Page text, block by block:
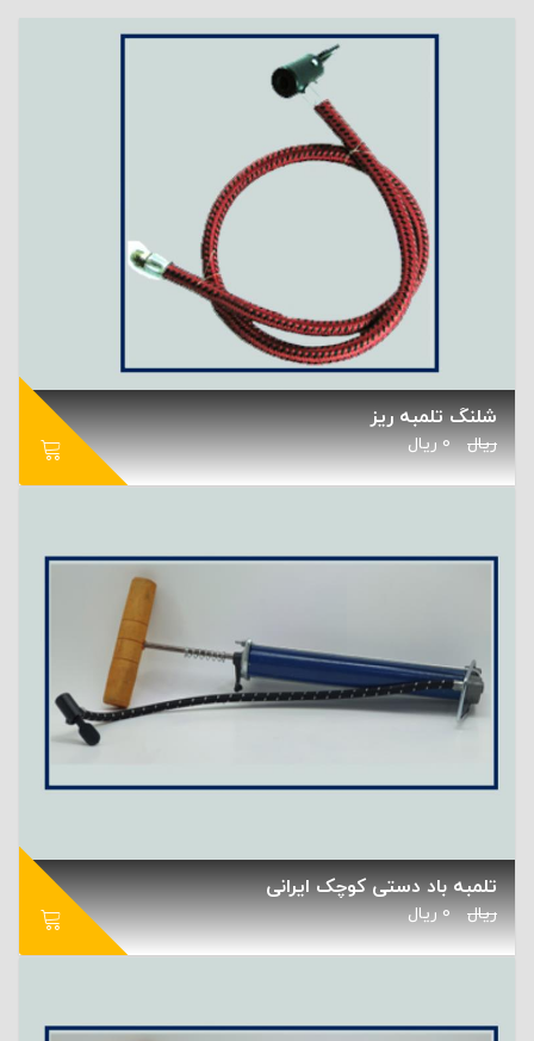
شلنگ تلمبه ریز
ریال 0 ریال
تلمبه باد دستی کوچک ایرانی
ریال 0 ریال